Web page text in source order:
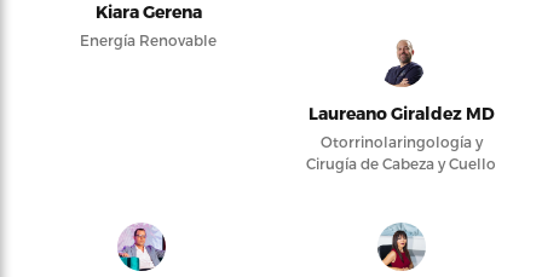
Kiara Gerena
Energía Renovable
Laureano Giraldez MD
Otorrinolaringología y
Cirugía de Cabeza y Cuello